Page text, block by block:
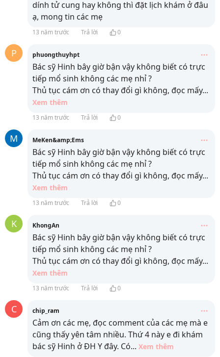
dính tử cung hay không thì đặt lịch khám ở đâu
ạ, mong tin các mẹ
13 năm trước Trả lời 0
P phuongthuyhpt
Bác sỹ Hinh bây giờ bận vậy không biết có trực
tiếp mổ sinh không các mẹ nhỉ ?
Thủ tục cám ơn có thay đổi gì không, đọc mấy...
Xem thêm
13 năm trước Trả lời 0
M MeKen&amp;Ems
Bác sỹ Hinh bây giờ bận vậy không biết có trực
tiếp mổ sinh không các mẹ nhỉ ?
Thủ tục cám ơn có thay đổi gì không, đọc mấy...
Xem thêm
13 năm trước Trả lời 0
K KhongAn
Bác sỹ Hinh bây giờ bận vậy không biết có trực
tiếp mổ sinh không các mẹ nhỉ ?
Thủ tục cám ơn có thay đổi gì không, đọc mấy...
Xem thêm
13 năm trước Trả lời 0
C chip_ram
Cảm ơn các mẹ, đọc comment của các mẹ mà e
cũng thấy yên tâm nhiều. Thứ 4 này e đi khám
bác sỹ Hinh ở ĐH Y đây. Có... Xem thêm